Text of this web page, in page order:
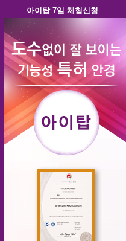
아이탑 7일 체험신청